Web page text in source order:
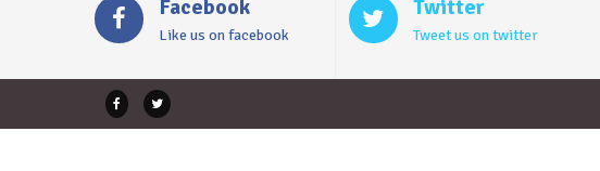
Facebook
Like us on facebook
Twitter
Tweet us on twitter